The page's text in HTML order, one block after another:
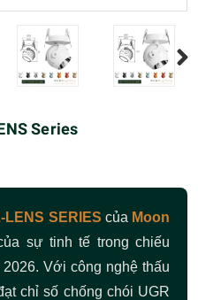
Series
LENS SERIES của Moon
sự tinh tế trong chiếu
Với công nghệ thấu
chỉ số chống chói UGR